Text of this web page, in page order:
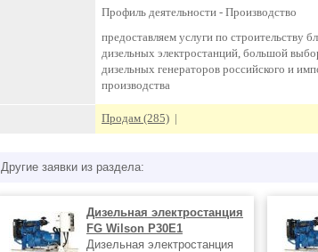
Профиль деятельности - Производство
предоставляем услуги по строительству
дизельных электростанций, большой
дизельных генераторов российского и
производства
Продам (285) |
Другие заявки из раздела:
Дизельная электростанция
FG Wilson P30Е1
Дизельная электростанция